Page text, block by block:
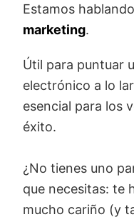
Estamos
marketing.
Útil para puntuar
electrónico a lo
esencial para los
éxito.
¿No tienes uno
que necesitas: te
mucho cariño (y